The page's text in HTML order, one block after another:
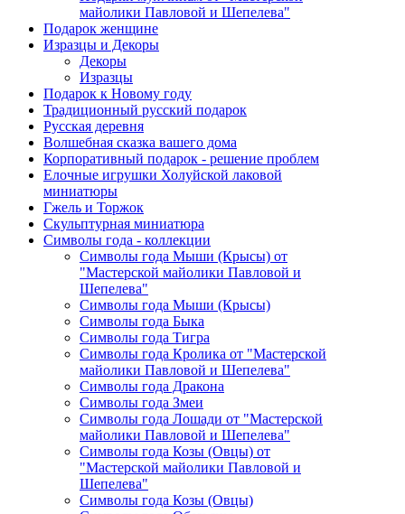
майолики Павловой и Шепелева"
Подарок женщине
Изразцы и Декоры
Декоры
Изразцы
Подарок к Новому году
Традиционный русский подарок
Русская деревня
Волшебная сказка вашего дома
Корпоративный подарок - решение проблем
Елочные игрушки Холуйской лаковой
миниатюры
Гжель и Торжок
Скульптурная миниатюра
Символы года - коллекции
Символы года Мыши (Крысы) от
"Мастерской майолики Павловой и
Шепелева"
Символы года Мыши (Крысы)
Символы года Быка
Символы года Тигра
Символы года Кролика от "Мастерской
майолики Павловой и Шепелева"
Символы года Дракона
Символы года Змеи
Символы года Лошади от "Мастерской
майолики Павловой и Шепелева"
Символы года Козы (Овцы) от
"Мастерской майолики Павловой и
Шепелева"
Символы года Козы (Овцы)